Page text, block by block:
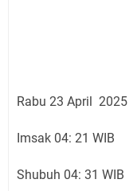
Rabu 23 April 2025
Imsak 04: 21 WIB
Shubuh 04: 31 WIB